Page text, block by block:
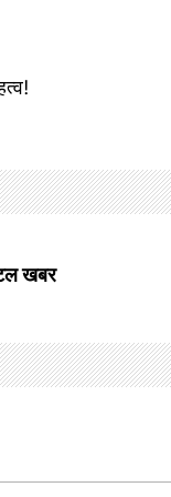
खबर